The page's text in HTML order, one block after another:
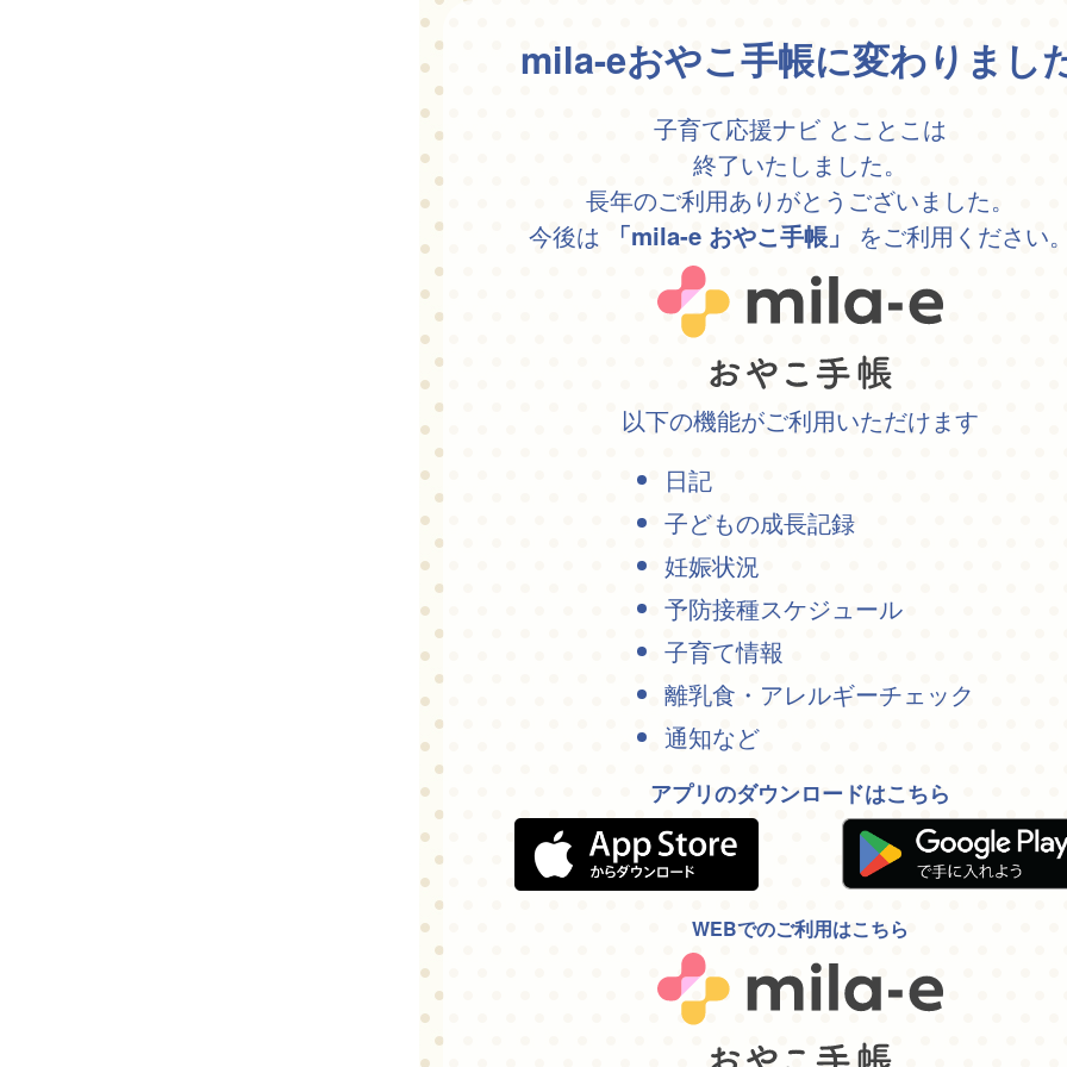
mila-eおやこ手帳に変わりまし
子育て応援ナビ とことこは
終了いたしました。
長年のご利用ありがとうございました。
今後は
「mila-e おやこ手帳」 をご利用ください
以下の機能がご利用いただけます
日記
子どもの成長記録
妊娠状況
予防接種スケジュール
子育て情報
離乳食・アレルギーチェック
通知など
アプリのダウンロードはこちら
WEBでのご利用はこちら